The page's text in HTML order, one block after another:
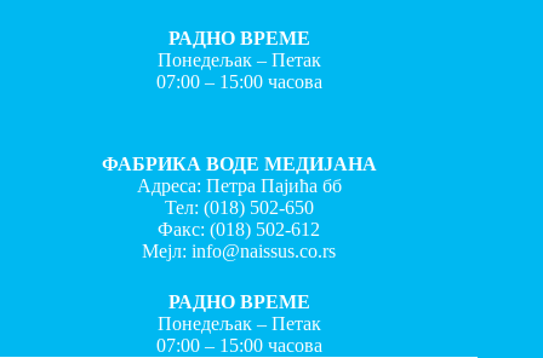
РАДНО ВРЕМЕ
Понедељак – Петак
07:00 – 15:00 часова
ФАБРИКА ВОДЕ МЕДИЈАНА
Адреса: Петра Пајића бб
Тел: (018) 502-650
Факс:(018) 502-612
Мејл:info@naissus.co.rs
РАДНО ВРЕМЕ
Понедељак – Петак
07:00 – 15:00 часова